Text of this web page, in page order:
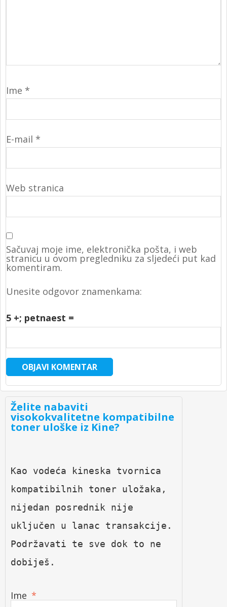
Ime *
E-mail *
Web stranica
Sačuvaj moje ime, elektronička pošta, i web
stranicu u ovom pregledniku za sljedeći put kad
komentiram.
Unesite odgovor znamenkama:
5 +; petnaest =
Želite nabaviti
visokokvalitetne kompatibilne
toner uloške iz Kine?
Kao vodeća kineska tvornica
kompatibilnih toner uložaka,
nijedan posrednik nije
uključen u lanac transakcije.
Podržavati te sve dok to ne
dobiješ.
Ime